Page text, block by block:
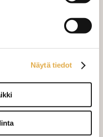
Näytä tiedot
menekin
haluat
niin ota